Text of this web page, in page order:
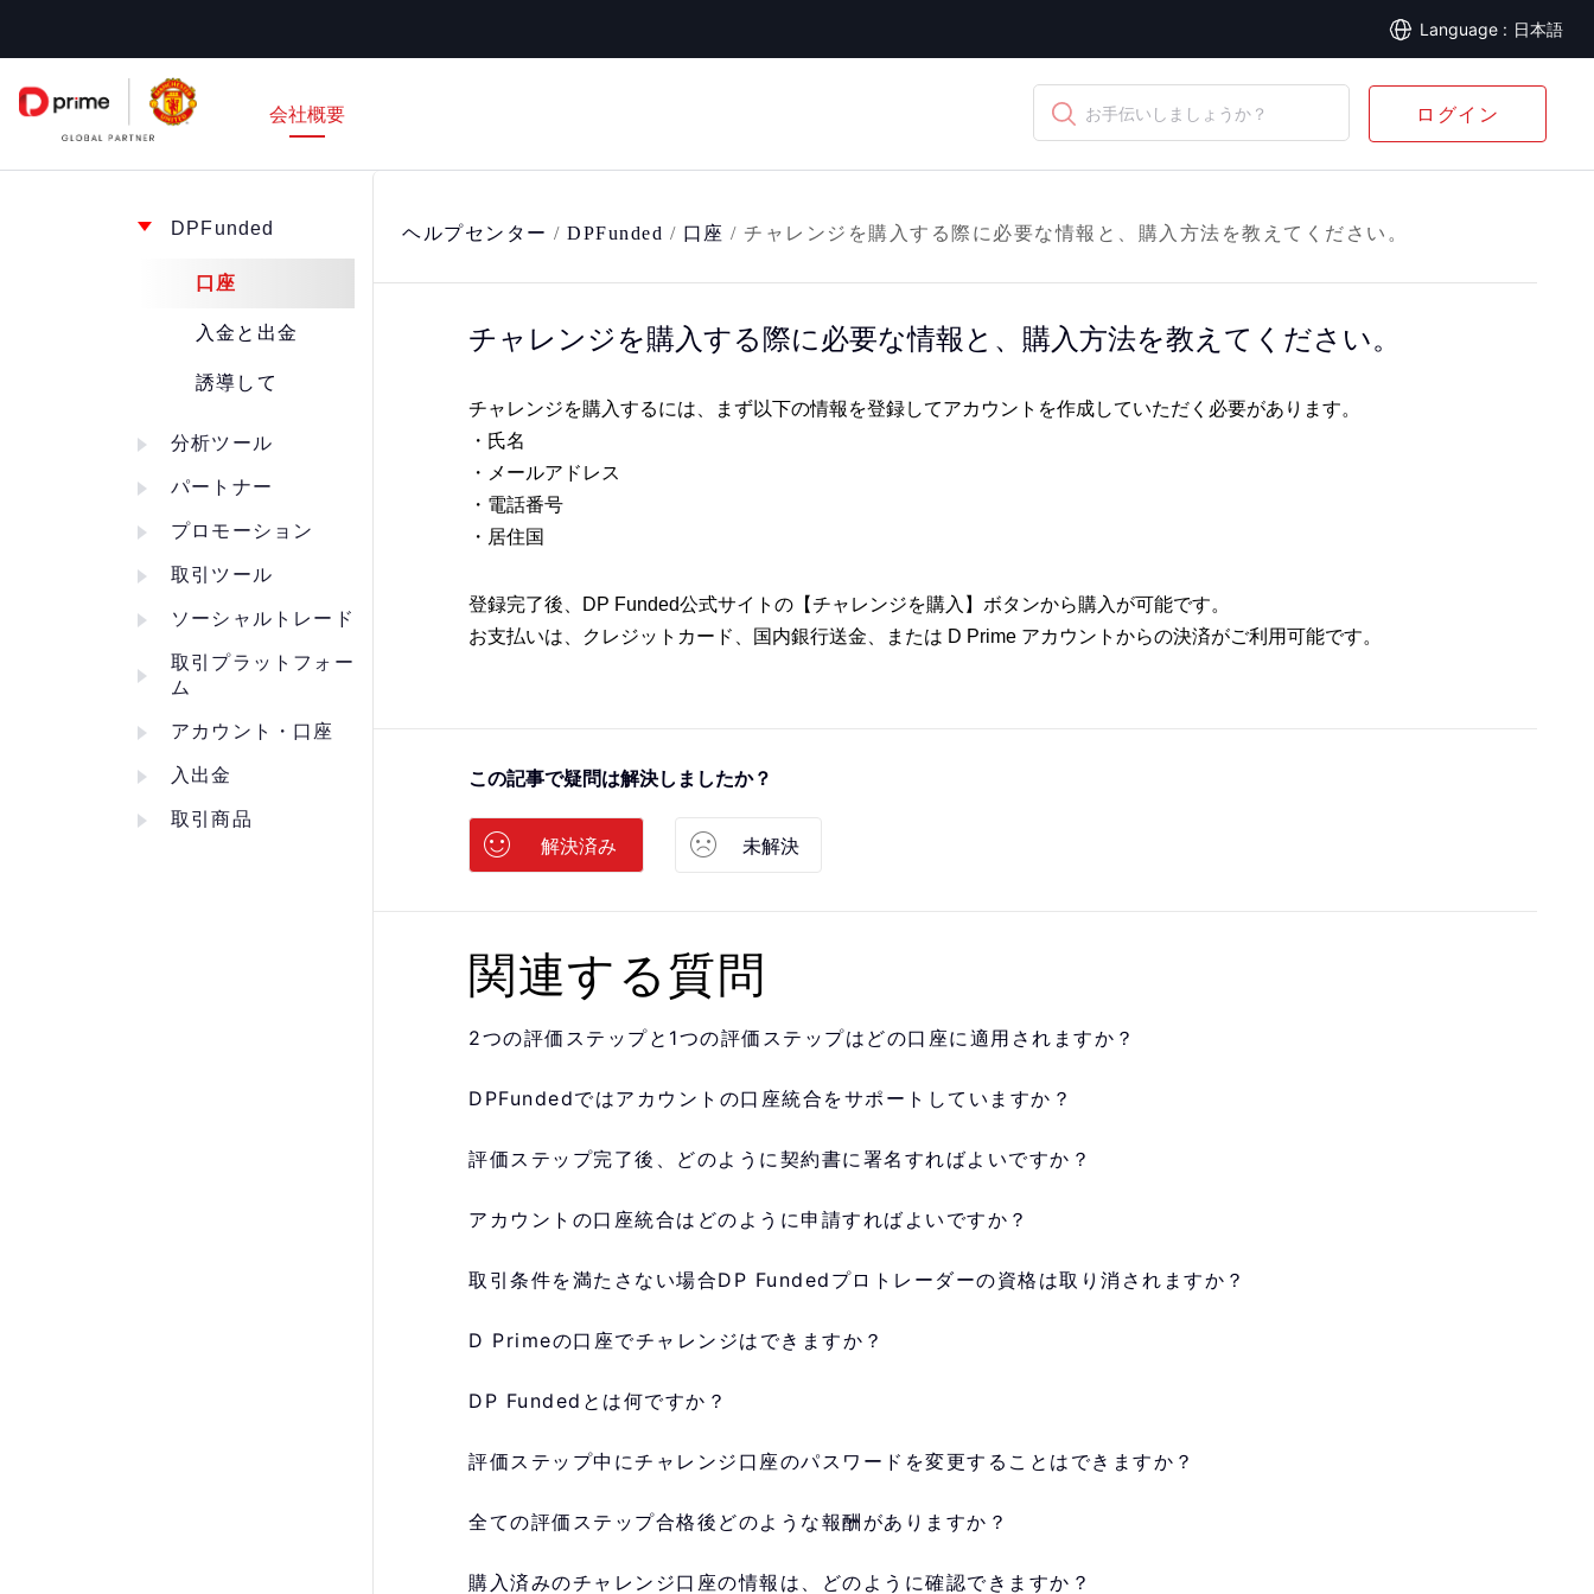
テ
ン
日本語
会社概要 お手伝いしましょうか？ ログイン
DPFunded
口座
入金と出金
誘導して
分析ツール
パートナー
プロモーション
取引ツール
ソーシャルトレード
取引プラットフォー
ム
アカウント・口座
入出金
取引商品
ヘルプセンター / DPFunded / 口座 / チャレンジを購入する際に必要な情報と、購入方法を教えてください。
チャレンジを購入する際に必要な情報と、購入方法を教えてください。
チャレンジを購入するには、まず以下の情報を登録してアカウントを作成していただく必要があります。
・氏名
・メールアドレス
・電話番号
・居住国
登録完了後、DP Funded公式サイトの【チャレンジを購入】ボタンから購入が可能です。
お支払いは、クレジットカード、国内銀行送金、または D Prime アカウントからの決済がご利用可能です。
この記事で疑問は解決しましたか？
解決済み 未解決
関連する質問
2つの評価ステップと1つの評価ステップはどの口座に適用されますか？
DPFundedではアカウントの口座統合をサポートしていますか？
評価ステップ完了後、どのように契約書に署名すればよいですか？
アカウントの口座統合はどのように申請すればよいですか？
取引条件を満たさない場合DP Fundedプロトレーダーの資格は取り消されますか？
D Primeの口座でチャレンジはできますか？
DP Fundedとは何ですか？
評価ステップ中にチャレンジ口座のパスワードを変更することはできますか？
全ての評価ステップ合格後どのような報酬がありますか？
購入済みのチャレンジ口座の情報は、どのように確認できますか？